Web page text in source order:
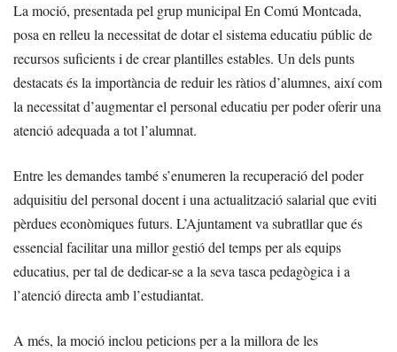
La moció, presentada pel grup municipal En Comú Montcada,
posa en relleu la necessitat de dotar el sistema educatiu públic de
recursos suficients i de crear plantilles estables. Un dels punts
destacats és la importància de reduir les ràtios d’alumnes, així com
la necessitat d’augmentar el personal educatiu per poder oferir una
atenció adequada a tot l’alumnat.
Entre les demandes també s’enumeren la recuperació del poder
adquisitiu del personal docent i una actualització salarial que eviti
pèrdues econòmiques futurs. L’Ajuntament va subratllar que és
essencial facilitar una millor gestió del temps per als equips
educatius, per tal de dedicar-se a la seva tasca pedagògica i a
l’atenció directa amb l’estudiantat.
A més, la moció inclou peticions per a la millora de les